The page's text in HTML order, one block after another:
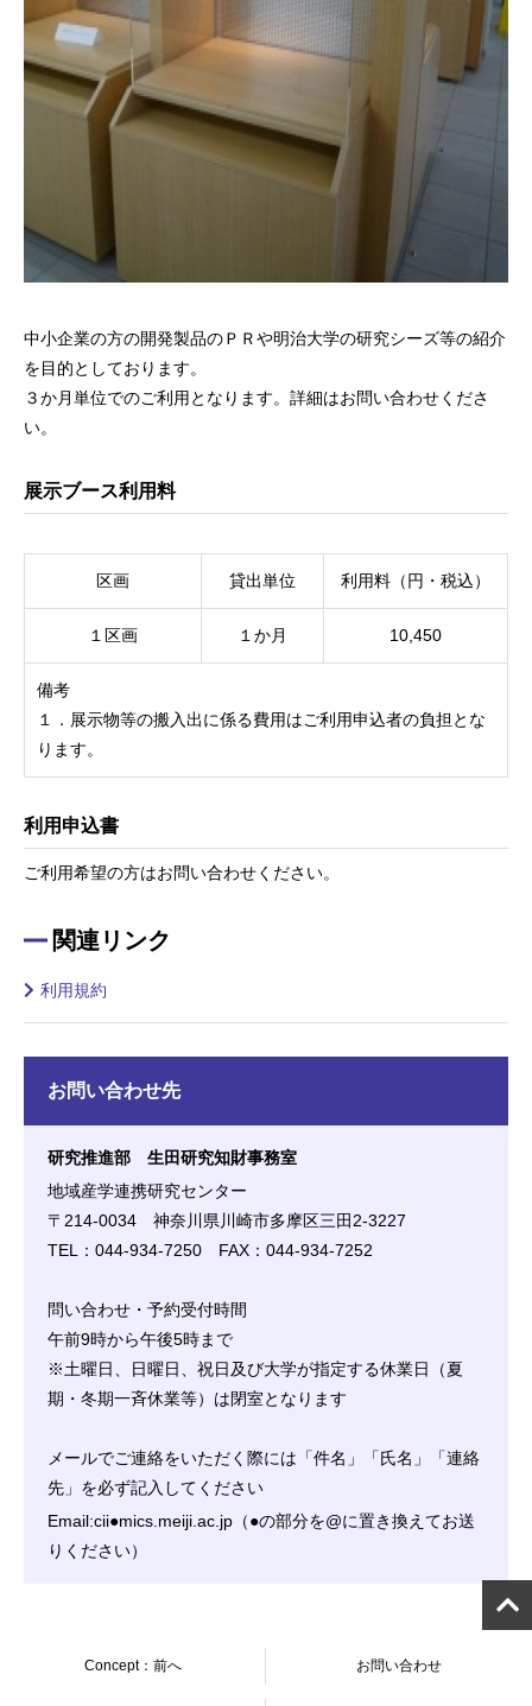
中小企業の方の開発製品のＰＲや明治大学の研究シーズ等の紹介
を目的としております。
３か月単位でのご利用となります。詳細はお問い合わせくださ
い。
展示ブース利用料
区画 貸出単位 利用料（円・税込）
１区画 １か月 10,450
備考
１． 展示物等の搬入出に係る費用はご利用申込者の負担とな
ります。
利用申込書
ご利用希望の方はお問い合わせください。
関連リンク
利用規約
お問い合わせ先
研究推進部 生田研究知財事務室
地域産学連携研究センター
〒214-0034 神奈川県川崎市多摩区三田2-3227
TEL：044-934-7250 FAX：044-934-7252
問い合わせ・予約受付時間
午前9時から午後5時まで
※土曜日、日曜日、祝日及び大学が指定する休業日（夏
期・冬期一斉休業等）は閉室となります
メールでご連絡をいただく際には「件名」「氏名」「連絡
先」を必ず記入してください
Email:cii●mics.meiji.ac.jp（●の部分を@に置き換えてお送
りください）
Concept：前へ お問い合わせ